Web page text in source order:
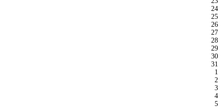
24
25
26
27
28
29
30
31
1
2
3
4
5